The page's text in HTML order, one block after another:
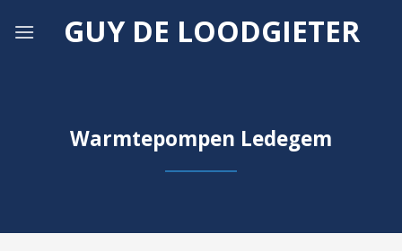
GUY DE LOODGIETER
Warmtepompen Ledegem